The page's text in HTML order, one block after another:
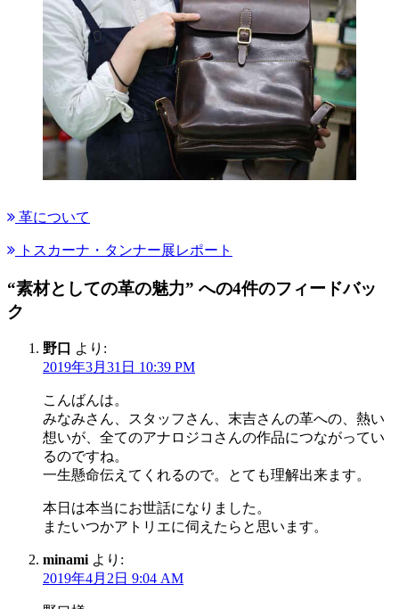
革について
トスカーナ・タンナー展レポート
“素材としての革の魅力” への4件のフィードバッ
ク
野口 より:
2019年3月31日 10:39 PM
こんばんは。
みなみさん、スタッフさん、末吉さんの革への、熱い
想いが、全てのアナロジコさんの作品につながってい
るのですね。
一生懸命伝えてくれるので。とても理解出来ます。
本日は本当にお世話になりました。
またいつかアトリエに伺えたらと思います。
minami より:
2019年4月2日 9:04 AM